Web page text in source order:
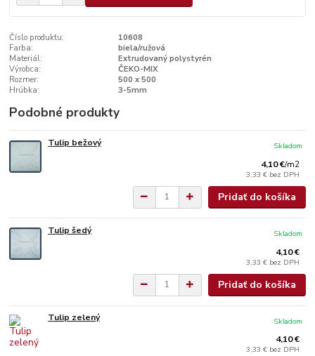
Číslo produktu:
10608
Farba:
biela/ružová
Materiál:
Extrudovaný polystyrén
Výrobca:
ČEKO-MIX
Rozmer:
500 x 500
Hrúbka:
3-5mm
Podobné produkty
Tulip bežový
4,10 €/m2
3,33 € bez DPH
Skladom
Pridať do košíka
Tulip šedý
4,10 €
3,33 € bez DPH
Skladom
Pridať do košíka
Tulip zelený
4,10 €
3,33 € bez DPH
Skladom